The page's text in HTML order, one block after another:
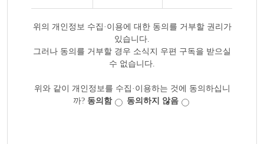
위의 개인정보 수집·이용에 대한 동의를 거부할 권리가
있습니다.
그러나 동의를 거부할 경우 소식지 우편 구독을 받으실
수 없습니다.
위와 같이 개인정보를 수집·이용하는 것에 동의하십니
까? 동의함 동의하지 않음